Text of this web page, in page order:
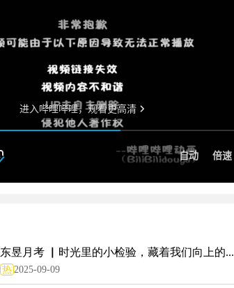
东昱月考 ▏时光里的小检验，藏着我们向上的...
热 2025-09-09